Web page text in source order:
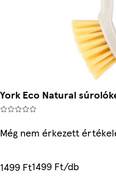
York Eco Natural
Még nem érkezett
1499 Ft1499 Ft/db